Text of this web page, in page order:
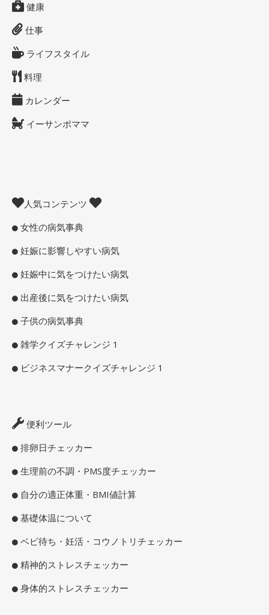
健康
仕事
ライフスタイル
料理
カレンダー
イーサンポママ
人気コンテンツ
女性の病気事典
妊娠に影響しやすい病気
妊娠中に気をつけたい病気
出産後に気をつけたい病気
子供の病気事典
雑学クイズチャレンジ 1
ビジネスマナークイズチャレンジ 1
便利ツール
排卵日チェッカー
生理前の不調・PMS度チェッカー
自分の適正体重・BMI値計算
基礎体温について
ベビ待ち・妊活・コウノトリチェッカー
精神的ストレスチェッカー
身体的ストレスチェッカー